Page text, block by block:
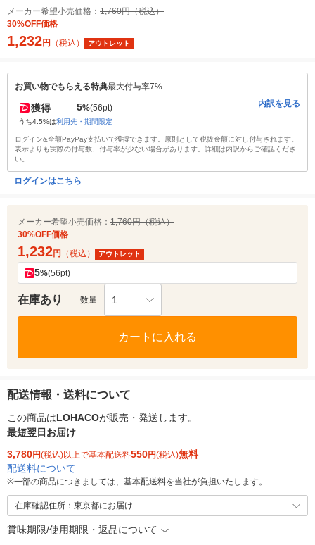
メーカー希望小売価格： 1,760円（税込）
30%OFF価格
1,232円 （税込） アウトレット
お買い物でもらえる特典最大付与率7%
獲得 5%(56pt)
うち4.5%は利用先・期間限定
内訳を見る
ログイン&全額PayPay支払いで獲得できます。原則として税抜金額に対し付与されます。
表示よりも実際の付与数、付与率が少ない場合があります。詳細は内訳からご確認くださ
い。
ログインはこちら
メーカー希望小売価格： 1,760円（税込）
30%OFF価格
1,232円 （税込） アウトレット
5%(56pt)
在庫あり 数量 1
カートに入れる
配送情報・送料について
この商品はLOHACOが販売・発送します。
最短翌日お届け
3,780円(税込)以上で基本配送料550円(税込)無料
配送料について
※一部の商品につきましては、基本配送料を当社が負担いたします。
在庫確認住所：東京都にお届け
賞味期限/使用期限・返品について